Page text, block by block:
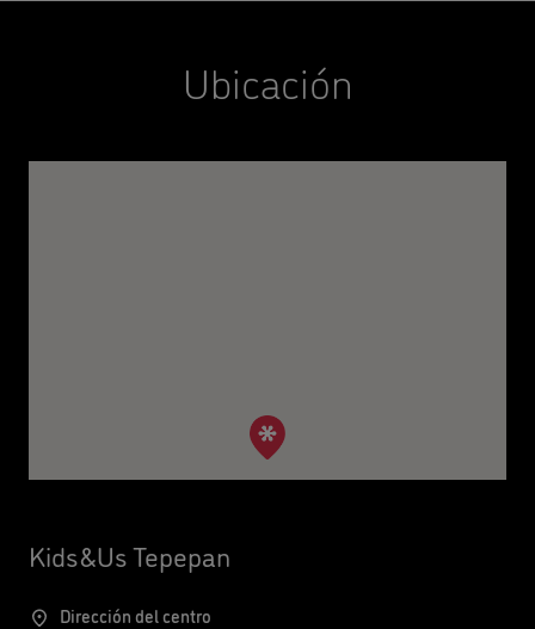
Ubicación
Kids&Us Tepepan
Dirección del centro